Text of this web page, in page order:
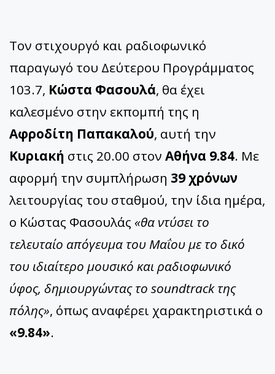
Τον στιχουργό και ραδιοφωνικό
παραγωγό του Δεύτερου Προγράμματος
103.7, Κώστα Φασουλά, θα έχει
καλεσμένο στην εκπομπή της η
Αφροδίτη Παπακαλού, αυτή την
Κυριακή στις 20.00 στον Αθήνα 9.84. Με
αφορμή την συμπλήρωση 39 χρόνων
λειτουργίας του σταθμού, την ίδια ημέρα,
ο Κώστας Φασουλάς «θα ντύσει το
τελευταίο απόγευμα του Μαΐου με το δικό
του ιδιαίτερο μουσικό και ραδιοφωνικό
ύφος, δημιουργώντας το soundtrack της
πόλης», όπως αναφέρει χαρακτηριστικά ο
«9.84».